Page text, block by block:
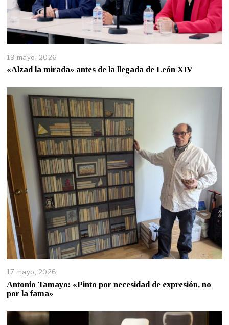
19 mayo, 2026
«Alzad la mirada» antes de la llegada de León XIV
17 mayo, 2026
Antonio Tamayo: «Pinto por necesidad de expresión, no
por la fama»